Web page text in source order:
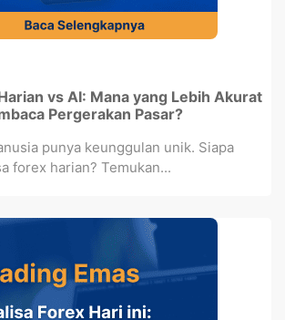
vs AI: Mana yang Lebih Akurat
Pergerakan Pasar?
punya keunggulan unik. Siapa
forex harian? Temukan...